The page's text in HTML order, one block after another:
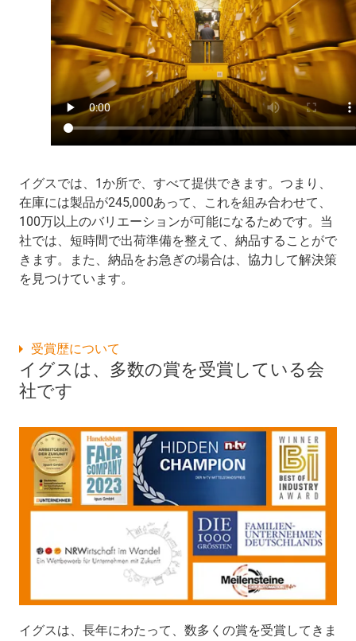
イグスでは、1か所で、すべて提供できます。つまり、
在庫には製品が245,000あって、これを組み合わせて、
100万以上のバリエーションが可能になるためです。当
社では、短時間で出荷準備を整えて、納品することがで
きます。また、納品をお急ぎの場合は、協力して解決策
を見つけています。
イグスは、多数の賞を受賞している会
社です
イグスは、長年にわたって、数多くの賞を受賞してきま
受賞歴について